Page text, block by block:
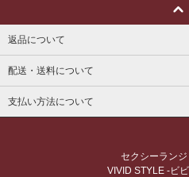
返品について
配送・送料について
支払い方法について
セクシーラン
VIVID STYLE -ビ